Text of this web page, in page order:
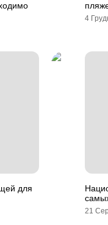
4
для
21